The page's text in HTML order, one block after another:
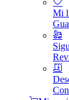
Mi